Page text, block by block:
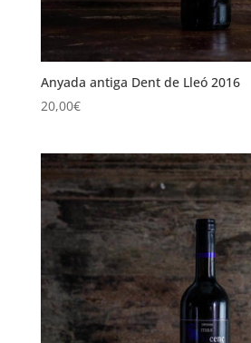
Anyada antiga Dent de Lleó 2016
20,00€